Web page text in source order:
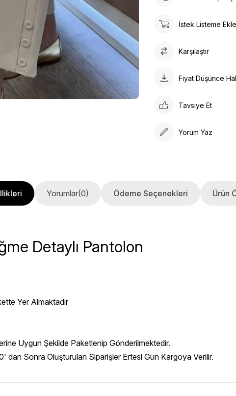
İstek Listeme Ekle
Karşılaştır
Fiyat Düşünce
Tavsiye Et
Yorum Yaz
Yorumlar(0) Ödeme Seçenekleri Ürün
Detaylı Pantolon
Yer Almaktadır
Uygun Şekilde Paketlenip Gönderilmektedir.
dan Sonra Oluşturulan Siparişler Ertesi Gün Kargoya Verilir.